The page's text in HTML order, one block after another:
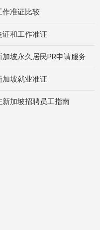
作准证比较
证和工作准证
加坡永久居民PR申请服务
加坡就业准证
新加坡招聘员工指南